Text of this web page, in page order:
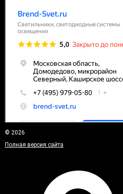
© 2026
Полная версия сайта